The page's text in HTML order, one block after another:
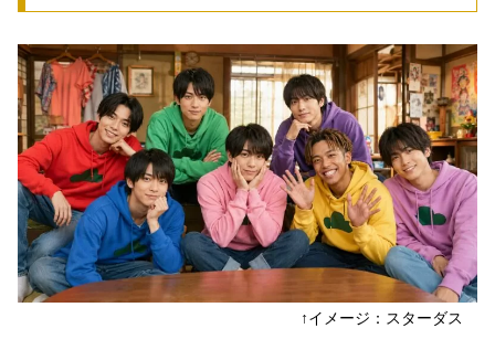
↑イメージ：スターダス